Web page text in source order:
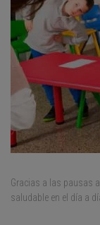
Gracias a las pausas
saludable en el día a